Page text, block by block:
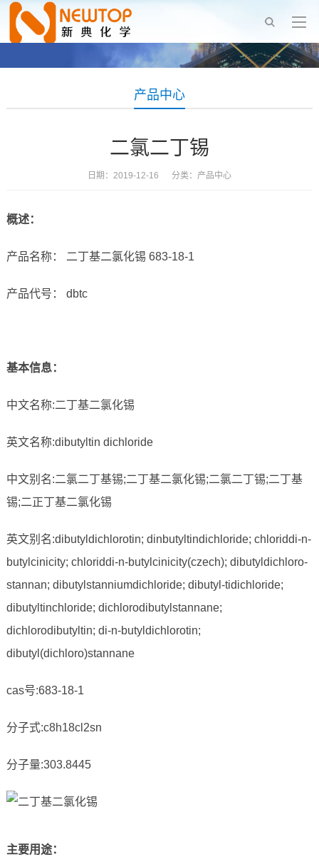
产品中心
二氯二丁锡
日期：2019-12-16 分类： 产品中心
概述：
产品名称： 二丁基二氯化锡 683-18-1
产品代号： dbtc
基本信息：
中文名称:二丁基二氯化锡
英文名称:dibutyltin dichloride
中文别名:二氯二丁基锡;二丁基二氯化锡;二氯二丁锡;二丁基
锡;二正丁基二氯化锡
英文别名:dibutyldichlorotin; dinbutyltindichloride; chloriddi-n-
butylcinicity; chloriddi-n-butylcinicity(czech); dibutyldichloro-
stannan; dibutylstanniumdichloride; dibutyl-tidichloride;
dibutyltinchloride; dichlorodibutylstannane;
dichlorodibutyltin; di-n-butyldichlorotin;
dibutyl(dichloro)stannane
cas号:683-18-1
分子式:c8h18cl2sn
分子量:303.8445
主要用途：